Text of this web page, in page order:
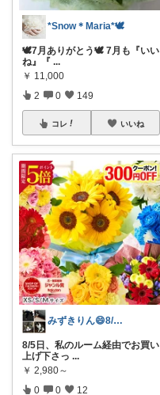
*Snow＊Maria*🕊️
🕊️7月ありがとう🕊️ 7月も『いい
ね』『 ...
￥ 11,000
2 0 149
コレ いいね
みずきりん😄8/6日お買い上げ感謝
8/5日、私のルーム経由でお買い
上げ下さっ ...
￥ 2,980～
0 0 12